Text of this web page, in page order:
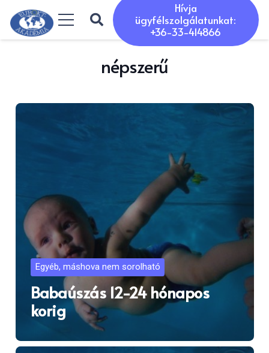
Hívja
ügyfélszolgálatunkat:
+36-33-414866
népszerű
Egyéb, máshova nem sorolható
Babaúszás 12-24 hónapos
korig